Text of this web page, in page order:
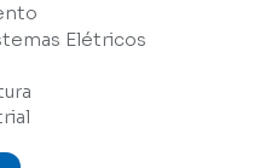
Elétricos